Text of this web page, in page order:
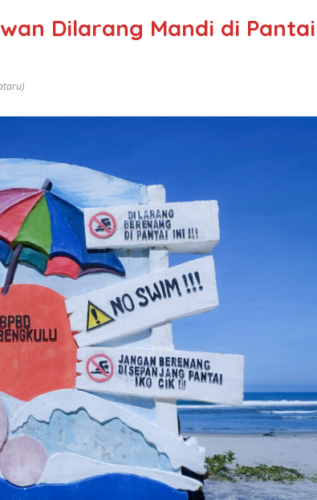
Dilarang Mandi di Pantai